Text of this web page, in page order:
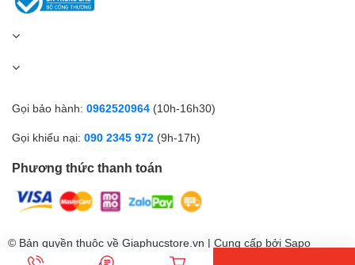
để điều chỉnh âm lượng, phát lại phương tiện, mức độ sáng màn
TUỔI THỌ PIN DÀI
Gọi bảo hành: 0962520964 (10h-16h30)
Gọi khiếu nại: 090 2345 972 (9h-17h)
Phương thức thanh toán
© Bản quyền thuộc về Giaphucstore.vn | Cung cấp bởi Sapo